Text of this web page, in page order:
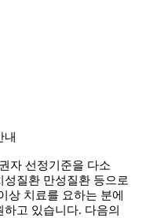
내
자 선정기준을 다소
질환 만성질환 등으로
상 치료를 요하는 분에
고 있습니다. 다음의